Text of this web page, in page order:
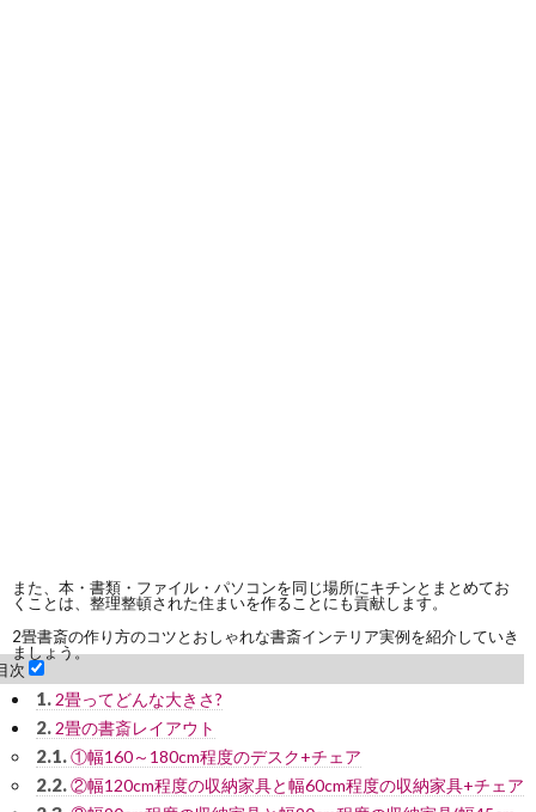
また、本・書類・ファイル・パソコンを同じ場所にキチンとまとめてお
くことは、整理整頓された住まいを作ることにも貢献します。
2畳書斎の作り方のコツとおしゃれな書斎インテリア実例を紹介していき
ましょう。
次
1. 2畳ってどんな大きさ?
2. 2畳の書斎レイアウト
2.1.①幅160～180cm程度のデスク+チェア
2.2.②幅120cm程度の収納家具と幅60cm程度の収納家具+チェア